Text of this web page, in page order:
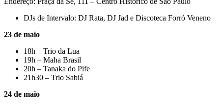
DJs de Intervalo: DJ Rata, DJ Jad e Discoteca Forró Veneno
23 de maio
18h – Trio da Lua
19h – Maha Brasil
20h – Tanaka do Pife
21h30 – Trio Sabiá
24 de maio